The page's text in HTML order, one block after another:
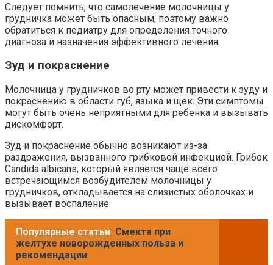
Следует помнить, что самолечение молочницы у
грудничка может быть опасным, поэтому важно
обратиться к педиатру для определения точного
диагноза и назначения эффективного лечения.
Зуд и покраснение
Молочница у грудничков во рту может привести к зуду и
покраснению в области губ, языка и щек. Эти симптомы
могут быть очень неприятными для ребенка и вызывать
дискомфорт.
Зуд и покраснение обычно возникают из-за
раздражения, вызванного грибковой инфекцией. Грибок
Candida albicans, который является чаще всего
встречающимся возбудителем молочницы у
грудничков, откладывается на слизистых оболочках и
вызывает воспаление.
Популярные статьи Смекта при
желтухе новорожденных польза и
рекомендации